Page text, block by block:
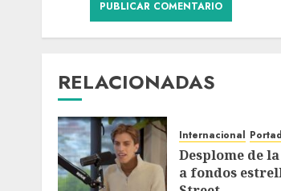
RELACIONADAS
Internacional
Desplome de
a fondos